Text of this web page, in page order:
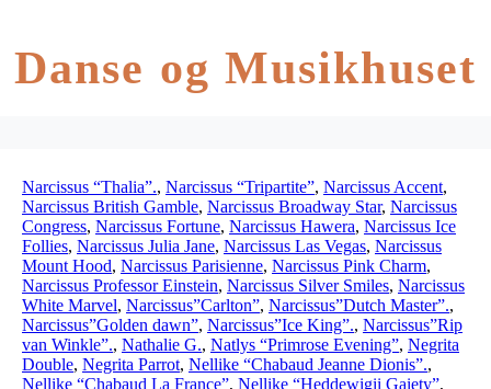
Danse og Musikhuset
Narcissus “Thalia”., Narcissus “Tripartite”, Narcissus Accent,
Narcissus British Gamble, Narcissus Broadway Star, Narcissus
Congress, Narcissus Fortune, Narcissus Hawera, Narcissus Ice
Follies, Narcissus Julia Jane, Narcissus Las Vegas, Narcissus
Mount Hood, Narcissus Parisienne, Narcissus Pink Charm,
Narcissus Professor Einstein, Narcissus Silver Smiles, Narcissus
White Marvel, Narcissus”Carlton”, Narcissus”Dutch Master”.,
Narcissus”Golden dawn”, Narcissus”Ice King”., Narcissus”Rip
van Winkle”., Nathalie G., Natlys “Primrose Evening”, Negrita
Double, Negrita Parrot, Nellike “Chabaud Jeanne Dionis”.,
Nellike “Chabaud La France”, Nellike “Heddewigii Gaiety”,